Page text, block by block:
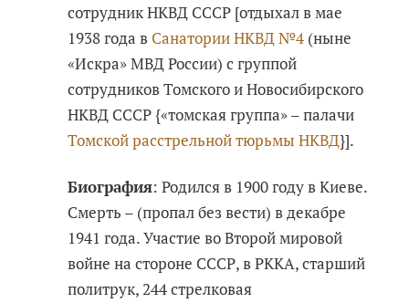
сотрудник НКВД СССР [отдыхал в мае
1938 года в Санатории НКВД №4 (ныне
«Искра» МВД России) с группой
сотрудников Томского и Новосибирского
НКВД СССР {«томская группа» – палачи
Томской расстрельной тюрьмы НКВД}].
Биография: Родился в 1900 году в Киеве.
Смерть – (пропал без вести) в декабре
1941 года. Участие во Второй мировой
войне на стороне СССР, в РККА, старший
политрук, 244 стрелковая